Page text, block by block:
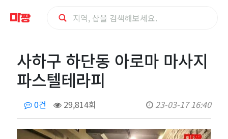
하
하
사하구 하단동 아로마 마사지
파스텔테라피
0건 29,814회 23-03-17 16:40